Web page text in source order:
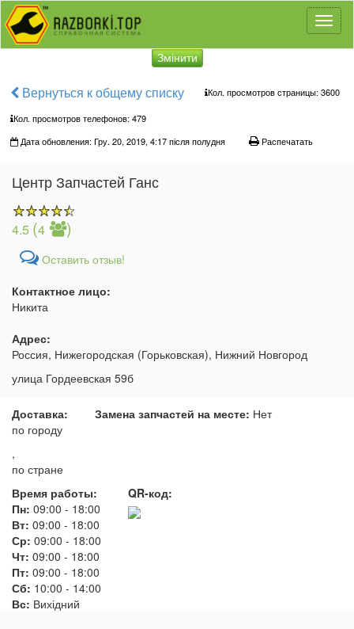
Змінити
Вернуться к общему списку Кол. просмотров страницы: 3600
Кол. просмотров телефонов: 479
Дата обновления: Гру. 20, 2019, 4:17 після полудня
Распечатать
Центр Запчастей Ганс
4.5 (4 )
Оставить отзыв!
Контактное лицо:
Никита
Адрес:
Россия, Нижегородская (Горьковская), Нижний Новгород
улица Гордеевская 59б
Доставка:
по городу
,
по стране
Замена запчастей на месте: Нет
Время работы:
Пн: 09:00 - 18:00
Вт: 09:00 - 18:00
Ср: 09:00 - 18:00
Чт: 09:00 - 18:00
Пт: 09:00 - 18:00
Сб: 10:00 - 14:00
Вс: Вихідний
QR-код: